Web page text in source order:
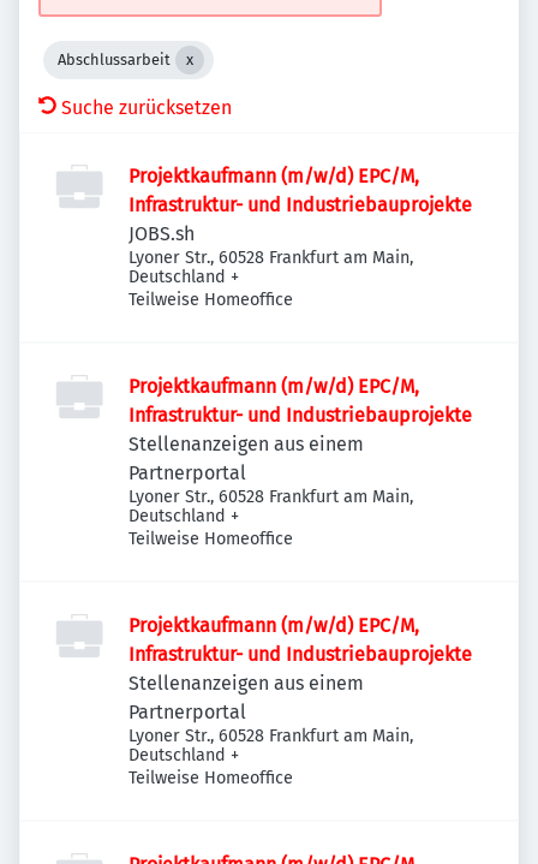
Abschlussarbeit
Suche zurücksetzen
Projektkaufmann (m/w/d) EPC/M,
Infrastruktur- und Industriebauprojekte
JOBS.sh
Lyoner Str., 60528 Frankfurt am Main,
Deutschland +
Teilweise Homeoffice
Projektkaufmann (m/w/d) EPC/M,
Infrastruktur- und Industriebauprojekte
Stellenanzeigen aus einem
Partnerportal
Lyoner Str., 60528 Frankfurt am Main,
Deutschland +
Teilweise Homeoffice
Projektkaufmann (m/w/d) EPC/M,
Infrastruktur- und Industriebauprojekte
Stellenanzeigen aus einem
Partnerportal
Lyoner Str., 60528 Frankfurt am Main,
Deutschland +
Teilweise Homeoffice